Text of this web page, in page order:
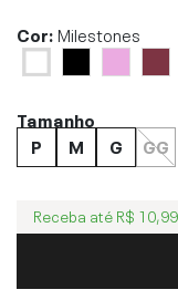
Cor:Milestones
Tamanho
P
M G GG
Receba até R$ 10,99